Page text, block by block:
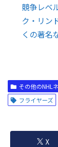
競争レベ
ク・リン
くの著名
その他のNHL
フライヤーズ
X